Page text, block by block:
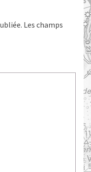
Les champs